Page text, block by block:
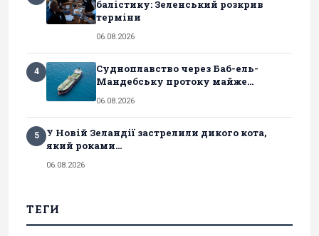
балістику: Зеленський розкрив
терміни
06.08.2026
4
Судноплавство через Баб-ель-
Мандебську протоку майже...
06.08.2026
5
У Новій Зеландії застрелили дикого кота,
який роками...
06.08.2026
ТЕГИ